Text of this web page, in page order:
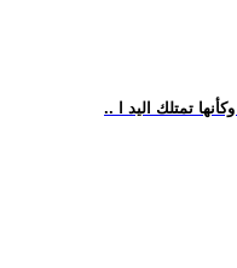
تمتلك اليد ا